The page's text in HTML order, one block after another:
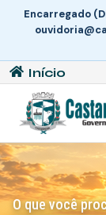
Encarregado
Início
O que você